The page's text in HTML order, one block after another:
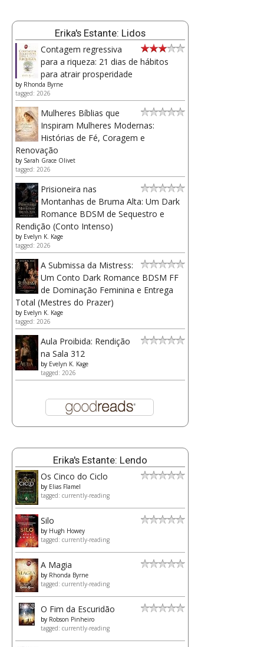
Erika's Estante: Lidos
Contagem regressiva
para a riqueza: 21 dias de hábitos
para atrair prosperidade
by Rhonda Byrne
tagged: 2026
Mulheres Bíblias que
Inspiram Mulheres Modernas:
Histórias de Fé, Coragem e
Renovação
by Sarah Grace Olivet
tagged: 2026
Prisioneira nas
Montanhas de Bruma Alta: Um Dark
Romance BDSM de Sequestro e
Rendição (Conto Intenso)
by Evelyn K. Kage
tagged: 2026
A Submissa da Mistress:
Um Conto Dark Romance BDSM FF
de Dominação Feminina e Entrega
Total (Mestres do Prazer)
by Evelyn K. Kage
tagged: 2026
Aula Proibida: Rendição
na Sala 312
by Evelyn K. Kage
tagged: 2026
Erika's Estante: Lendo
Os Cinco do Ciclo
by Elias Flamel
tagged: currently-reading
Silo
by Hugh Howey
tagged: currently-reading
A Magia
by Rhonda Byrne
tagged: currently-reading
O Fim da Escuridão
by Robson Pinheiro
tagged: currently-reading